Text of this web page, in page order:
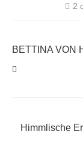
2
BETTINA VON
Himmlische